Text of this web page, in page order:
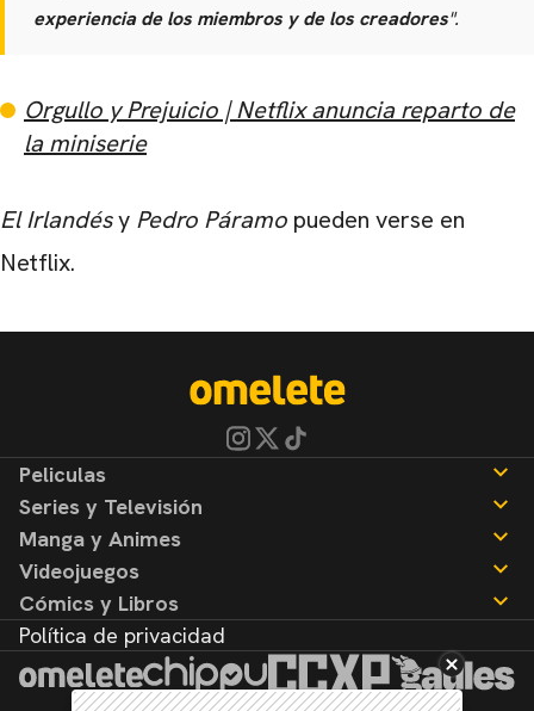
experiencia de los miembros y de los creadores".
Orgullo y Prejuicio | Netflix anuncia reparto de
la miniserie
El Irlandésy Pedro Páramo pueden verse en
Netflix.
Peliculas
Noticias
Reseñas
Series y Televisión
Noticias
Reseñas
Manga y Animes
Noticias
Reseñas
Videojuegos
Noticias
Reseñas
Cómics y Libros
Noticias
Reseñas
Política de privacidad